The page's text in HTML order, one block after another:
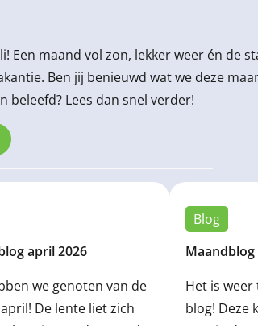
Een maand vol zon, lekker weer én de
Ben jij benieuwd wat we deze
beleefd? Lees dan snel verder!
april 2026
we genoten van de
De lente liet zich
Blog
Het is
blog! Deze